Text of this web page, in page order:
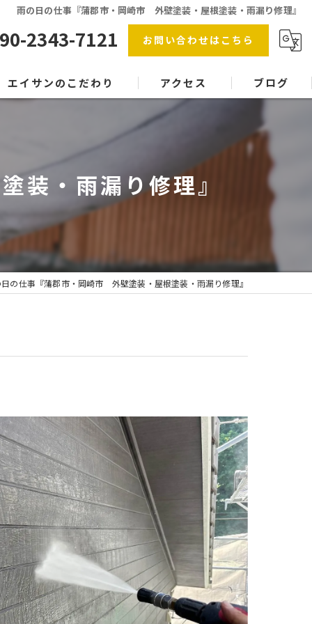
雨の日の仕事『蒲郡市・岡崎市 外壁塗装・屋根塗装・雨漏り修理』
2343-7121 お問い合わせはこちら
エイサンのこだわり
装塗装
力会社
アクセス ブログ
装・雨漏り修理』
の仕事『蒲郡市・岡崎市 外壁塗装・屋根塗装・雨漏り修理』